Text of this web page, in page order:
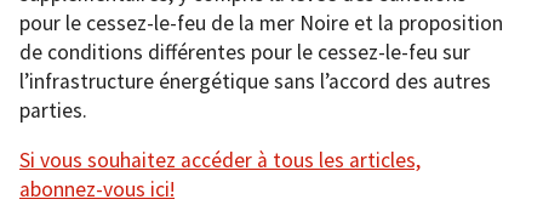
pour le cessez-le-feu de la mer Noire et la proposition
de conditions différentes pour le cessez-le-feu sur
l’infrastructure énergétique sans l’accord des autres
parties.
Si vous souhaitez accéder à tous les articles,
abonnez-vous ici!